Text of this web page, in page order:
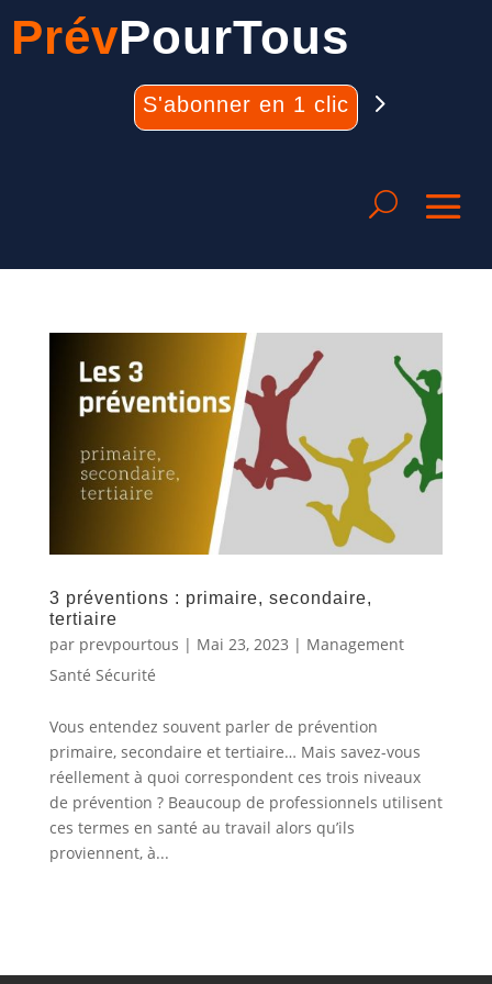
PrévPourTous
S'abonner en 1 clic
3 préventions : primaire, secondaire,
tertiaire
par prevpourtous | Mai 23, 2023 | Management
Santé Sécurité
Vous entendez souvent parler de prévention
primaire, secondaire et tertiaire… Mais savez-vous
réellement à quoi correspondent ces trois niveaux
de prévention ? Beaucoup de professionnels utilisent
ces termes en santé au travail alors qu’ils
proviennent, à...